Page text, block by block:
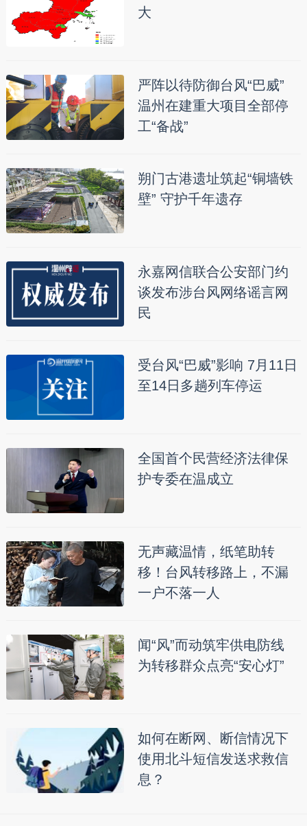
大
严阵以待防御台风“巴威”
温州在建重大项目全部停
工“备战”
朔门古港遗址筑起“铜墙铁
壁” 守护千年遗存
永嘉网信联合公安部门约
谈发布涉台风网络谣言网
民
受台风“巴威”影响 7月11日
至14日多趟列车停运
全国首个民营经济法律保
护专委在温成立
无声藏温情，纸笔助转
移！台风转移路上，不漏
一户不落一人
闻“风”而动筑牢供电防线
为转移群众点亮“安心灯”
如何在断网、断信情况下
使用北斗短信发送求救信
息？